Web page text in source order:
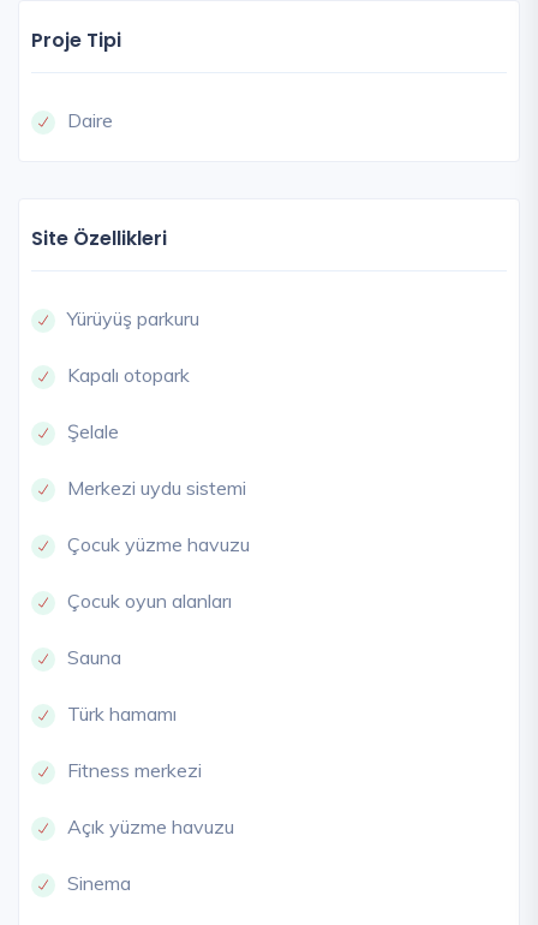
Proje Tipi
Daire
Site Özellikleri
Yürüyüş parkuru
Kapalı otopark
Şelale
Merkezi uydu sistemi
Çocuk yüzme havuzu
Çocuk oyun alanları
Sauna
Türk hamamı
Fitness merkezi
Açık yüzme havuzu
Sinema